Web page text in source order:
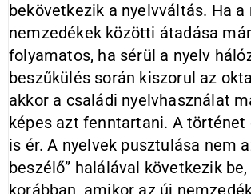
bekövetkezik a nyelvváltás. Ha a
nemzedékek közötti átadása
folyamatos, ha sérül a nyelv
beszűkülés során kiszorul az
akkor a családi nyelvhasználat
képes azt fenntartani. A történet
is ér. A nyelvek pusztulása nem
beszélő” halálával következik
korábban, amikor az új